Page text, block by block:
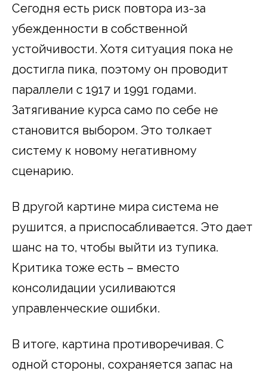
Сегодня есть риск повтора из-за
убежденности в собственной
устойчивости. Хотя ситуация пока не
достигла пика, поэтому он проводит
параллели с 1917 и 1991 годами.
Затягивание курса само по себе не
становится выбором. Это толкает
систему к новому негативному
сценарию.
В другой картине мира система не
рушится, а приспосабливается. Это дает
шанс на то, чтобы выйти из тупика.
Критика тоже есть – вместо
консолидации усиливаются
управленческие ошибки.
В итоге, картина противоречивая. С
одной стороны, сохраняется запас на